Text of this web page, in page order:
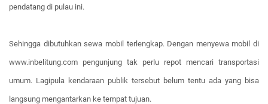
pendatang di pulau ini.
Sehingga dibutuhkan sewa mobil terlengkap. Dengan menyewa mobil di
www.inbelitung.com pengunjung tak perlu repot mencari transportasi
umum. Lagipula kendaraan publik tersebut belum tentu ada yang bisa
langsung mengantarkan ke tempat tujuan.